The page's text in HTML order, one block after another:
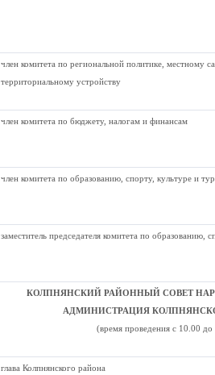
член комитета по региональной политике, местному
территориальному устройству
член комитета по бюджету, налогам и финансам
член комитета по образованию, спорту, культуре и
заместитель председателя комитета по образованию,
КОЛПНЯНСКИЙ РАЙОННЫЙ СОВЕТ
АДМИНИСТРАЦИЯ
(время проведения с 10.00
глава Колпнянского района